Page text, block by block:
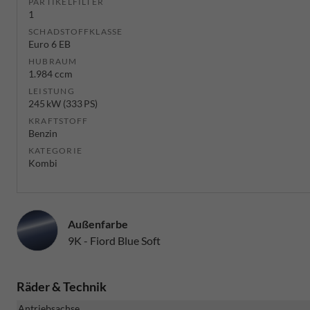
1
SCHADSTOFFKLASSE
Euro 6 EB
HUBRAUM
1.984 ccm
LEISTUNG
245 kW (333 PS)
KRAFTSTOFF
Benzin
KATEGORIE
Kombi
Außenfarbe
9K - Fiord Blue Soft
Räder & Technik